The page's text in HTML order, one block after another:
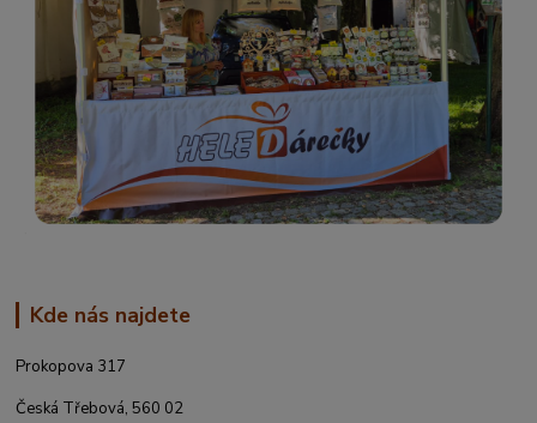
Kde nás najdete
Prokopova 317
Česká Třebová, 560 02